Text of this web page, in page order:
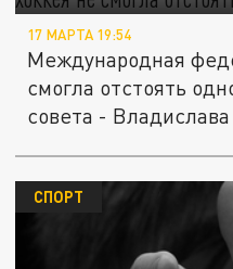
17 МАРТА 19:54
Международная
смогла отстоять
совета - Владислава
СПОРТ